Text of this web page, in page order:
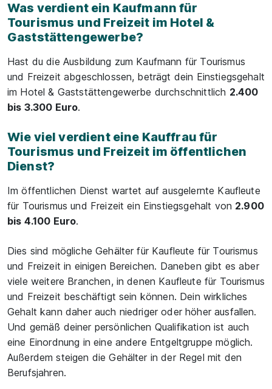
Was verdient ein Kaufmann für
Tourismus und Freizeit im Hotel &
Gaststättengewerbe?
Hast du die Ausbildung zum Kaufmann für Tourismus
und Freizeit abgeschlossen, beträgt dein Einstiegsgehalt
im Hotel & Gaststättengewerbe durchschnittlich 2.400
bis 3.300 Euro.
Wie viel verdient eine Kauffrau für
Tourismus und Freizeit im öffentlichen
Dienst?
Im öffentlichen Dienst wartet auf ausgelernte Kaufleute
für Tourismus und Freizeit ein Einstiegsgehalt von 2.900
bis 4.100 Euro.
Dies sind mögliche Gehälter für Kaufleute für Tourismus
und Freizeit in einigen Bereichen. Daneben gibt es aber
viele weitere Branchen, in denen Kaufleute für Tourismus
und Freizeit beschäftigt sein können. Dein wirkliches
Gehalt kann daher auch niedriger oder höher ausfallen.
Und gemäß deiner persönlichen Qualifikation ist auch
eine Einordnung in eine andere Entgeltgruppe möglich.
Außerdem steigen die Gehälter in der Regel mit den
Berufsjahren.